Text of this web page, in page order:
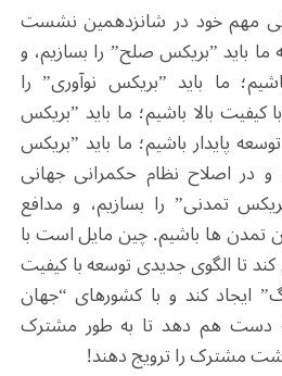
مهم خود در شانزدهمین نشست
باید ”بریکس صلح” را بسازیم، و
ما باید ”بریکس نوآوری” را
کیفیت بالا باشیم؛ ما باید ”بریکس
پایدار باشیم؛ ما باید ”بریکس
و در اصلاح نظام حکمرانی جهانی
تمدنی” را بسازیم، و مدافع
تمدن ها باشیم. چین مایل است با
تا الگوی جدیدی توسعه با کیفیت
ایجاد کند و با کشورهای “جهان
دست هم دهد تا به طور مشترک
مشترک را ترویج دهند!